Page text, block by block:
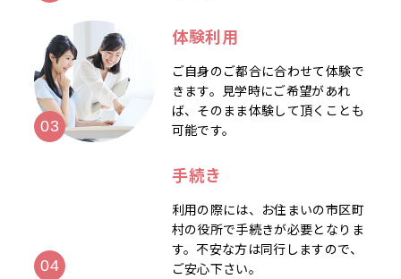
体験利用
ご自身のご都合に合わせて体験で
きます。見学時にご希望があれ
ば、そのまま体験して頂くことも
可能です。
手続き
利用の際には、お住まいの市区町
村の役所で手続きが必要となりま
す。不安な方は同行しますので、
ご安心下さい。